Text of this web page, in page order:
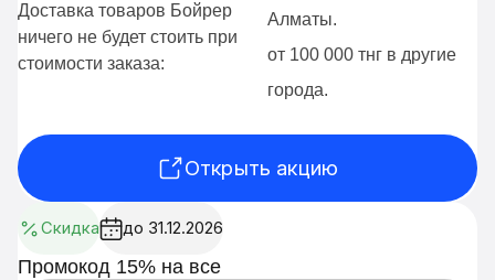
Доставка товаров Бойрер
ничего не будет стоить при
стоимости заказа:
Алматы.
от 100 000 тнг в другие
города.
Открыть акцию
Скидка до 31.12.2026
Промокод 15% на все